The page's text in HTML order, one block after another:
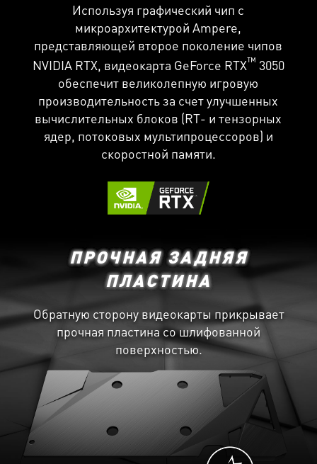
Используя графический чип с
микроархитектурой Ampere,
представляющей второе поколение чипов
NVIDIA RTX, видеокарта GeForce RTX™ 3050
обеспечит великолепную игровую
производительность за счет улучшенных
вычислительных блоков (RT- и тензорных
ядер, потоковых мультипроцессоров) и
скоростной памяти.
ПРОЧНАЯ ЗАДНЯЯ
ПЛАСТИНА
Обратную сторону видеокарты прикрывает
прочная пластина со шлифованной
поверхностью.